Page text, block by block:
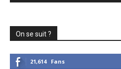
On se suit ?
21,614 Fans